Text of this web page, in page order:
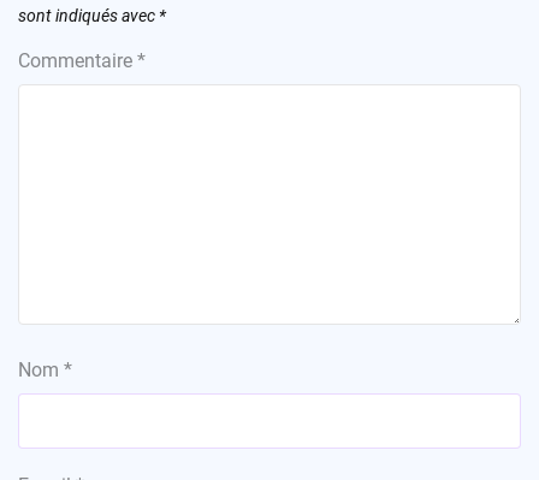
sont indiqués avec *
Commentaire *
Nom *